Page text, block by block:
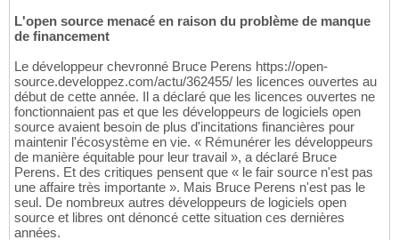
L'open source menacé en raison du problème de manque
de financement
Le développeur chevronné Bruce Perens https://open-
source.developpez.com/actu/362455/ les licences ouvertes au
début de cette année. Il a déclaré que les licences ouvertes ne
fonctionnaient pas et que les développeurs de logiciels open
source avaient besoin de plus d'incitations financières pour
maintenir l'écosystème en vie. « Rémunérer les développeurs
de manière équitable pour leur travail », a déclaré Bruce
Perens. Et des critiques pensent que « le fair source n'est pas
une affaire très importante ». Mais Bruce Perens n'est pas le
seul. De nombreux autres développeurs de logiciels open
source et libres ont dénoncé cette situation ces dernières
années.